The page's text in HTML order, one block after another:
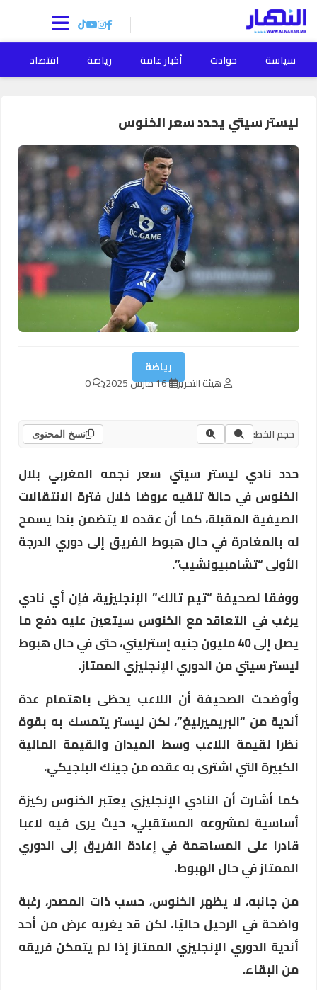
سياسة حوادث أخبار عامة رياضة اقتصاد
ليستر سيتي يحدد سعر الخنوس
رياضة
هيئة التحرير 16 مارس 2025
حجم الخط: نسخ المحتوى
حدد نادي ليستر سيتي سعر نجمه المغربي بلال
الخنوس في حالة تلقيه عروضا خلال فترة الانتقالات
الصيفية المقبلة، كما أن عقده لا يتضمن بندا يسمح
له بالمغادرة في حال هبوط الفريق إلى دوري الدرجة
الأولى “تشامبيونشيب”.
ووفقا لصحيفة “تيم تالك” الإنجليزية، فإن أي نادي
يرغب في التعاقد مع الخنوس سيتعين عليه دفع ما
يصل إلى 40 مليون جنيه إسترليني، حتى في حال هبوط
ليستر سيتي من الدوري الإنجليزي الممتاز.
وأوضحت الصحيفة أن اللاعب يحظى باهتمام عدة
أندية من “البريميرليغ”، لكن ليستر يتمسك به بقوة
نظرا لقيمة اللاعب وسط الميدان والقيمة المالية
الكبيرة التي اشترى به عقده من جينك البلجيكي.
كما أشارت أن النادي الإنجليزي يعتبر الخنوس ركيزة
أساسية لمشروعه المستقبلي، حيث يرى فيه لاعبا
قادرا على المساهمة في إعادة الفريق إلى الدوري
الممتاز في حال الهبوط.
من جانبه، لا يظهر الخنوس، حسب ذات المصدر، رغبة
واضحة في الرحيل حاليًا، لكن قد يغريه عرض من أحد
أندية الدوري الإنجليزي الممتاز إذا لم يتمكن فريقه
من البقاء.